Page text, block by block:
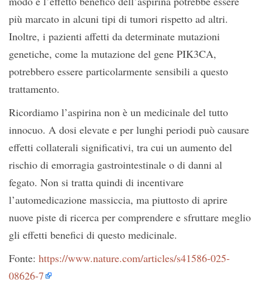
più marcato in alcuni tipi di tumori rispetto ad altri.
Inoltre, i pazienti affetti da determinate mutazioni
genetiche, come la mutazione del gene PIK3CA,
potrebbero essere particolarmente sensibili a questo
trattamento.
Ricordiamo l’aspirina non è un medicinale del tutto
innocuo. A dosi elevate e per lunghi periodi può causare
effetti collaterali significativi, tra cui un aumento del
rischio di emorragia gastrointestinale o di danni al
fegato. Non si tratta quindi di incentivare
l’automedicazione massiccia, ma piuttosto di aprire
nuove piste di ricerca per comprendere e sfruttare meglio
gli effetti benefici di questo medicinale.
Fonte: https://www.nature.com/articles/s41586-025-
08626-7